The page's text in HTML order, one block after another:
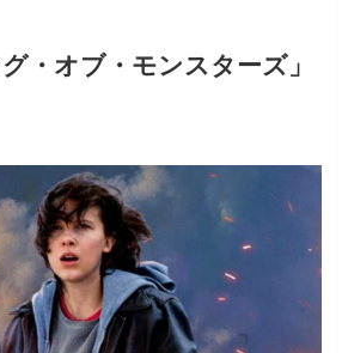
・オブ・モンスターズ」